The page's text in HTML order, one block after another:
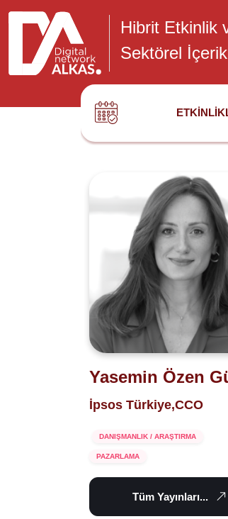
Hibrit Etkinlik
Sektörel
Yasemin Özen
İpsos Türkiye,CCO
DANIŞMANLIK / ARAŞTIRMA
PAZARLAMA
Tüm Yayınları...